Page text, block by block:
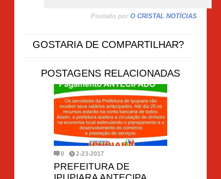
Postado por O CRISTAL NOTÍCIAS
GOSTARIA DE COMPARTILHAR?
POSTAGENS RELACIONADAS
0 2-23-2017
PREFEITURA DE